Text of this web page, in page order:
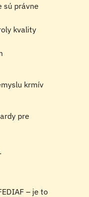
sú právne
kvality
krmív
pre
– je to